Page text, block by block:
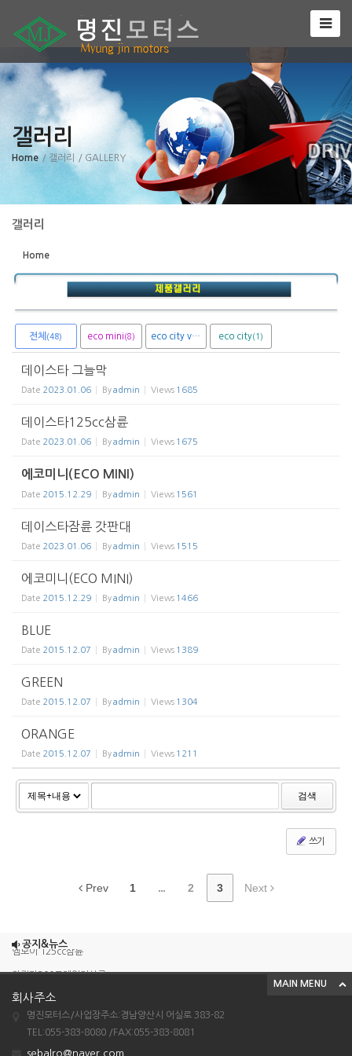
갤러리
Home / 갤러리 / GALLERY
갤러리
Home
전체 (48) eco mini (8) eco city van eco city(1)
데이스타 그늘막
Date 2023.01.06 Byadmin Views 1685
데이스타125cc삼륜
Date 2023.01.06 Byadmin Views 1675
에코미니(ECO MINI)
Date 2015.12.29 Byadmin Views 1561
데이스타잠륜 갓판대
Date 2023.01.06 Byadmin Views 1515
에코미니(ECO MINI)
Date 2015.12.29 Byadmin Views 1466
BLUE
Date 2015.12.07 Byadmin Views 1389
GREEN
Date 2015.12.07 Byadmin Views 1304
ORANGE
Date 2015.12.07 Byadmin Views 1211
검색
쓰기
Prev 1 ... 2 3 Next
공지&뉴스
엠보이 125cc삼륜
아킬라300트레일러삼륜
아킬라300 삼륜
시티밴승용배달용
MAIN MENU
회사주소
명진모터스/사업장주소:경남양산시 어실로 383-82
TEL:055-383-8080 /FAX:055-383-8081
sebalro@naver.com
Sketchbook5, 스케치북5
Sketchbook5, 스케치북5